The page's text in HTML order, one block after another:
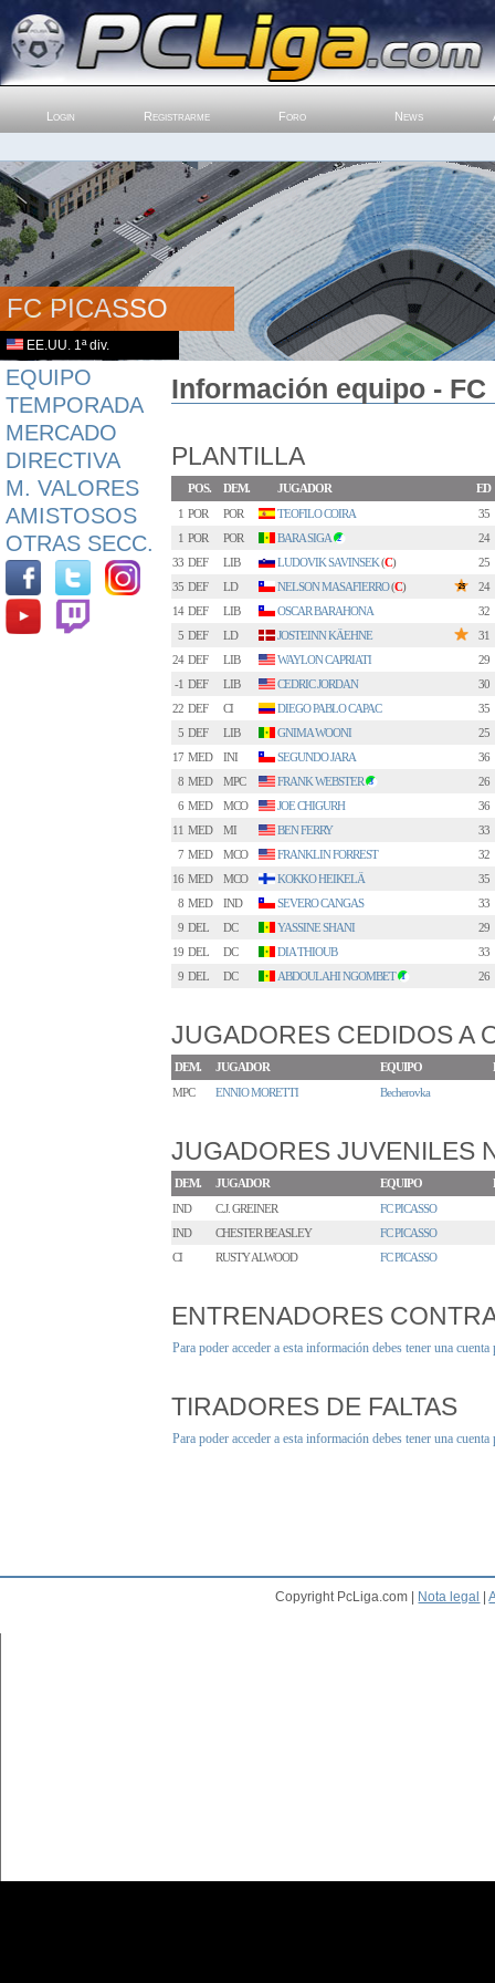
Login Registrarme Foro News
FC PICASSO
EE.UU. 1ª div.
EQUIPO
TEMPORADA
MERCADO
DIRECTIVA
M. VALORES
AMISTOSOS
OTRAS SECC.
Información equipo - FC
PLANTILLA
POS. DEM. JUGADOR
ED
1 POR POR TEOFILO COIRA
35
1 POR POR BARA SIGA 2
24
33 DEF LIB LUDOVIK SAVINSEK(C)
25
35 DEF LD NELSON MASAFIERRO(C)
24
14 DEF LIB OSCAR BARAHONA
32
5 DEF LD JOSTEINN KÄEHNE
31
24 DEF LIB WAYLON CAPRIATI
29
-1 DEF LIB CEDRIC JORDAN
30
22 DEF CI DIEGO PABLO CAPAC
35
5 DEF LIB GNIMA WOONI
25
17 MED INI SEGUNDO JARA
36
8 MED MPC FRANK WEBSTER 3
26
6 MED MCO JOE CHIGURH
36
11 MED MI BEN FERRY
33
7 MED MCO FRANKLIN FORREST
32
16 MED MCO KOKKO HEIKELÄ
35
8 MED IND SEVERO CANGAS
33
9 DEL DC YASSINE SHANI
29
19 DEL DC DIA THIOUB
33
9 DEL DC ABDOULAHI NGOMBET 1 26
JUGADORES CEDIDOS A
DEM. JUGADOR EQUIPO
MPC
ENNIO MORETTI Becherovka
JUGADORES JUVENILES
DEM. JUGADOR EQUIPO
IND
C.J. GREINER
FC PICASSO
IND
CHESTER BEASLEY
FC PICASSO
CI
RUSTY ALWOOD FC PICASSO
ENTRENADORES
Para poder acceder a esta información debes tener una
TIRADORES DE FALTAS
Para poder acceder a esta información debes tener una
Copyright PcLiga.com | Nota legal |